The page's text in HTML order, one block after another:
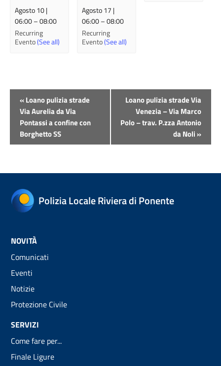
Agosto 10 |
06:00–08:00
Recurring
Evento(See all)
Agosto 17 |
06:00–08:00
Recurring
Evento(See all)
Evento
Navigazione
«Loano pulizia strade
Via Aurelia da Via
Pontassi a confine con
Borghetto SS
Loano pulizia strade Via
Venezia – Via Marco
Polo – trav. P.zza Antonio
da Noli»
Polizia Locale Riviera di Ponente
NOVITÀ
Comunicati
Eventi
Notizie
Protezione Civile
SERVIZI
Come fare per...
Finale Ligure